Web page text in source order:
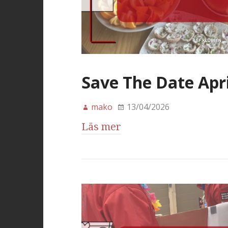
Save The Date
mako 13/04/2026
Läs mer